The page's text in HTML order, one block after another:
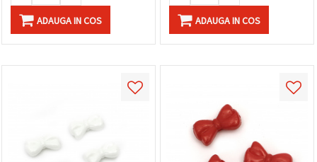
ADAUGA IN COS ADAUGA IN COS